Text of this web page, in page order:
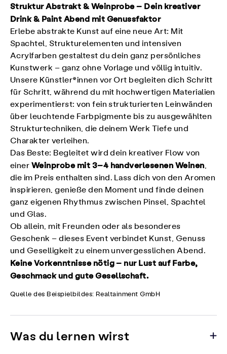
Struktur Abstrakt & Weinprobe – Dein kreativer
Drink & Paint Abend mit Genussfaktor
Erlebe abstrakte Kunst auf eine neue Art: Mit
Spachtel, Strukturelementen und intensiven
Acrylfarben gestaltest du dein ganz persönliches
Kunstwerk – ganz ohne Vorlage und völlig intuitiv.
Unsere Künstler*innen vor Ort begleiten dich Schritt
für Schritt, während du mit hochwertigen Materialien
experimentierst: von fein strukturierten Leinwänden
über leuchtende Farbpigmente bis zu ausgewählten
Strukturtechniken, die deinem Werk Tiefe und
Charakter verleihen.
Das Beste: Begleitet wird dein kreativer Flow von
einer Weinprobe mit 3–4 handverlesenen Weinen
die im Preis enthalten sind. Lass dich von den Aromen
inspirieren, genieße den Moment und finde deinen
ganz eigenen Rhythmus zwischen Pinsel, Spachtel
und Glas.
Ob allein, mit Freunden oder als besonderes
Geschenk – dieses Event verbindet Kunst, Genuss
und Geselligkeit zu einem unvergesslichen Abend.
Keine Vorkenntnisse nötig – nur Lust auf Farbe,
Geschmack und gute Gesellschaft.
Quelle des Beispielbildes: Realtainment GmbH
Was du lernen wirst